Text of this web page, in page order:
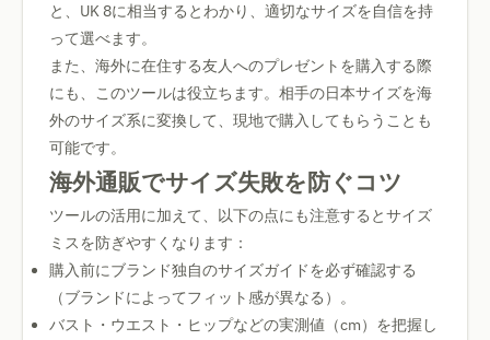
と、UK 8に相当するとわかり、適切なサイズを自信を持
って選べます。
また、海外に在住する友人へのプレゼントを購入する際
にも、このツールは役立ちます。相手の日本サイズを海
外のサイズ系に変換して、現地で購入してもらうことも
可能です。
海外通販でサイズ失敗を防ぐコツ
ツールの活用に加えて、以下の点にも注意するとサイズ
ミスを防ぎやすくなります：
購入前にブランド独自のサイズガイドを必ず確認する
（ブランドによってフィット感が異なる）。
バスト・ウエスト・ヒップなどの実測値（cm）を把握し